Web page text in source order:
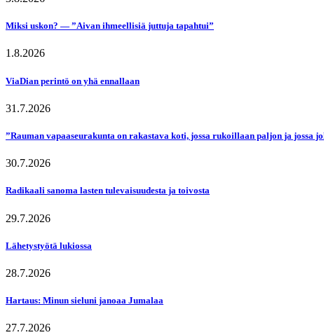
Miksi uskon? — ”Aivan ihmeellisiä juttuja tapahtui”
1.8.2026
ViaDian perintö on yhä ennallaan
31.7.2026
”Rauman vapaaseurakunta on rakastava koti, jossa rukoillaan paljon ja jossa
30.7.2026
Radikaali sanoma lasten tulevaisuudesta ja toivosta
29.7.2026
Lähetystyötä lukiossa
28.7.2026
Hartaus: Minun sieluni janoaa Jumalaa
27.7.2026